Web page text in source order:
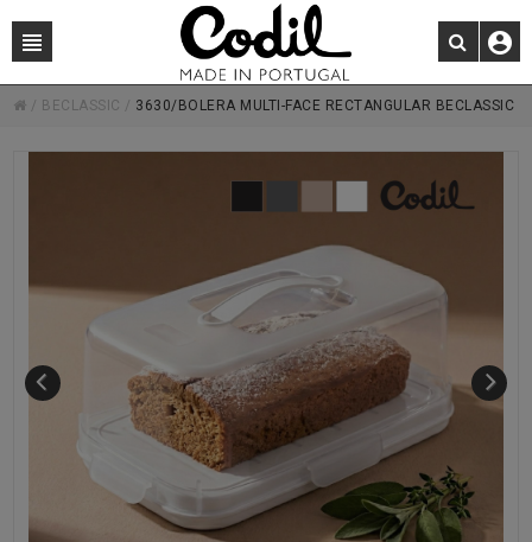
/ BECLASSIC / 3630/BOLERA MULTI-FACE RECTANGULAR BECLASSIC